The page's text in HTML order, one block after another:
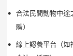
合法民間動物中途
體）
線上認養平台（如